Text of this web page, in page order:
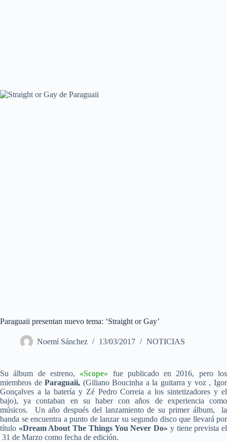
Paraguaii presentan nuevo tema: ‘Straight or Gay’
Noemí Sánchez 13/03/2017 NOTICIAS
Su álbum de estreno, «Scope» fue publicado en 2016, pero los
miembros deParaguaii, (Giliano Boucinha a la guitarra y voz , Igor
Gonçalves a la batería y Zé Pedro Correia a los sintetizadores y el
bajo), ya contaban en su haber con años de experiencia como
músicos. Un año después del lanzamiento de su primer álbum, la
banda se encuentra a punto de lanzar su segundo disco que llevará por
título «Dream About The Things You Never Do» y tiene prevista el
31 de Marzo como fecha de edición.